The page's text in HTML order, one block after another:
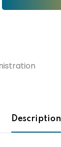
Description